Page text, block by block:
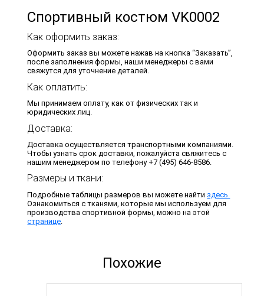
Спортивный костюм VK0002
Как оформить заказ:
Оформить заказ вы можете нажав на кнопка “Заказать”,
после заполнения формы, наши менеджеры с вами
свяжутся для уточнение деталей.
Как оплатить:
Мы принимаем оплату, как от физических так и
юридических лиц.
Доставка:
Доставка осуществляется транспортными компаниями.
Чтобы узнать срок доставки, пожалуйста свяжитесь с
нашим менеджером по телефону +7 (495) 646-8586.
Размеры и ткани:
Подробные таблицы размеров вы можете найти здесь.
Ознакомиться с тканями, которые мы используем для
производства спортивной формы, можно на этой
странице
Похожие